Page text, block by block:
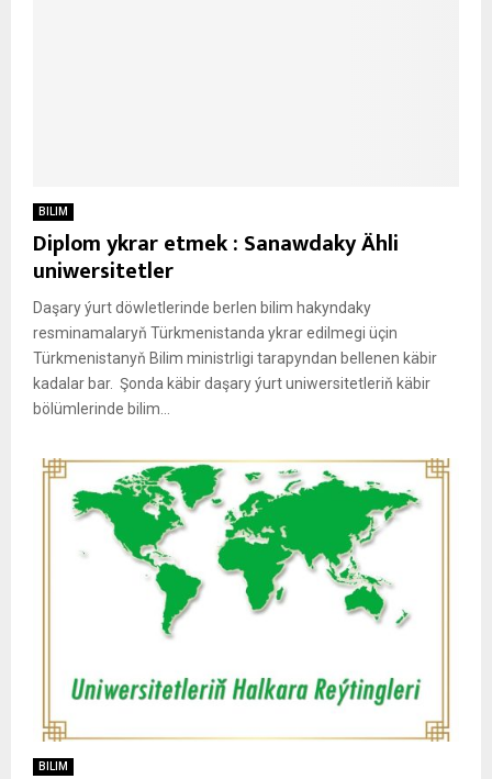
BILIM
Diplom ykrar etmek : Sanawdaky Ähli
uniwersitetler
Daşary ýurt döwletlerinde berlen bilim hakyndaky
resminamalaryň Türkmenistanda ykrar edilmegi üçin
Türkmenistanyň Bilim ministrligi tarapyndan bellenen käbir
kadalar bar. Şonda käbir daşary ýurt uniwersitetleriň käbir
bölümlerinde bilim...
BILIM